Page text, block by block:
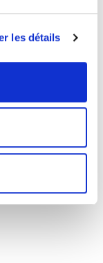
les détails
3W2